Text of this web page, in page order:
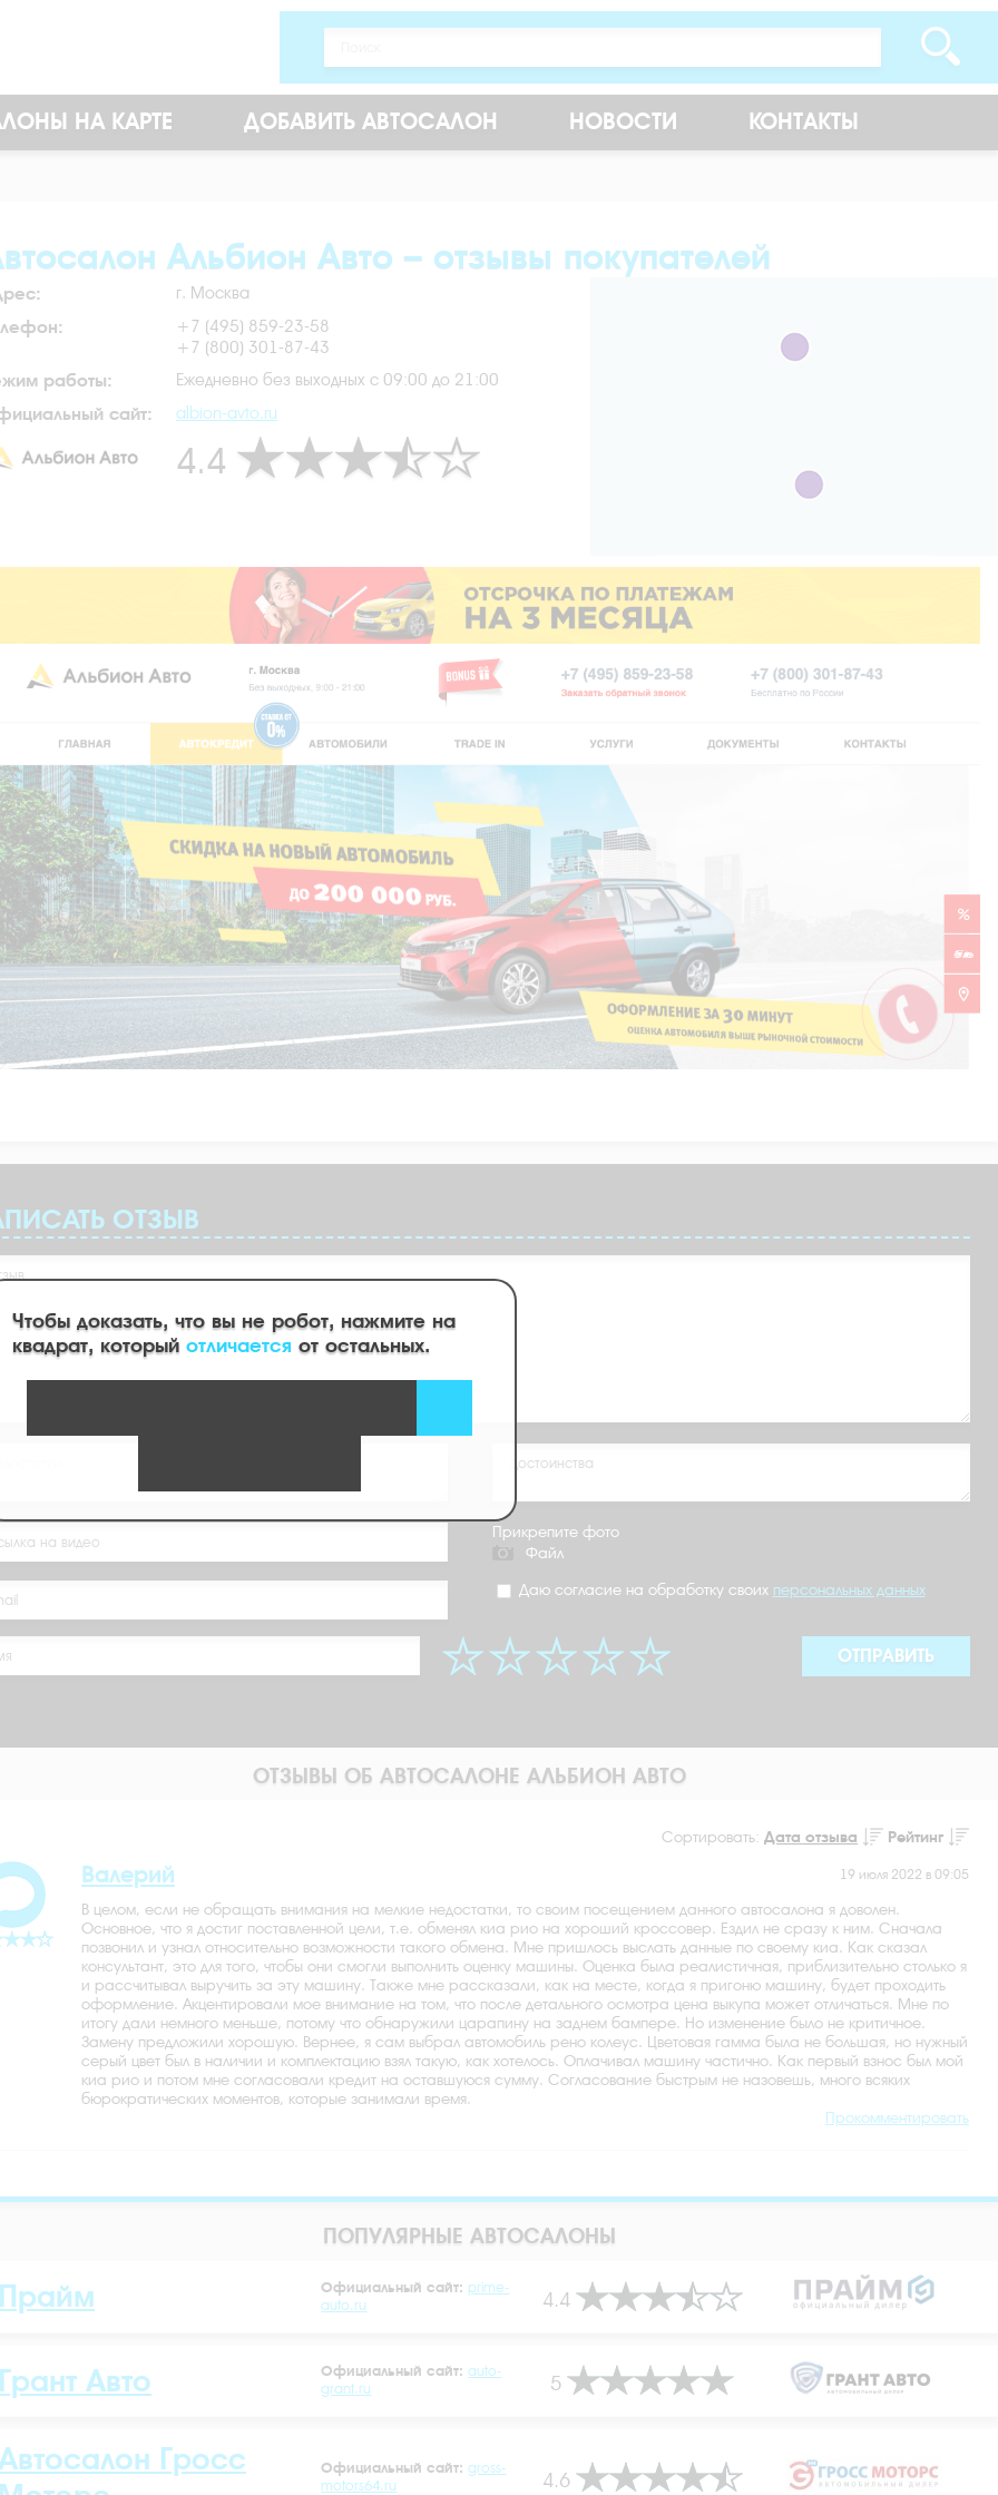
НА КАРТЕ ДОБАВИТЬ АВТОСАЛОН НОВОСТИ КОНТАКТЫ
Альбион Авто – отзывы покупателей
г. Москва
+7 (495) 859-23-58
+7 (800) 301-87-43
работы: Ежедневно без выходных с 09:00 до 21:00
сайт: albion-avto.ru
4.4
ОТЗЫВ
Прикрепите фото
Файл
Даю согласие на обработку своих персональных данных
ОТПРАВИТЬ
ОТЗЫВЫ ОБ АВТОСАЛОНЕ АЛЬБИОН АВТО
Сортировать: Дата отзыва Рейтинг
19 июля 2022 в 09:05
Валерий
В целом, если не обращать внимания на мелкие недостатки, то своим посещением данного автосалона я доволен.
Основное, что я достиг поставленной цели, т.е. обменял киа рио на хороший кроссовер. Ездил не сразу к ним. Сначала
позвонил и узнал относительно возможности такого обмена. Мне пришлось выслать данные по своему киа. Как сказал
консультант, это для того, чтобы они смогли выполнить оценку машины. Оценка была реалистичная, приблизительно столько я
и рассчитывал выручить за эту машину. Также мне рассказали, как на месте, когда я пригоню машину, будет проходить
оформление. Акцентировали мое внимание на том, что после детального осмотра цена выкупа может отличаться. Мне по
итогу дали немного меньше, потому что обнаружили царапину на заднем бампере. Но изменение было не критичное.
Замену предложили хорошую. Вернее, я сам выбрал автомобиль рено колеус. Цветовая гамма была не большая, но нужный
серый цвет был в наличии и комплектацию взял такую, как хотелось. Оплачивал машину частично. Как первый взнос был мой
киа рио и потом мне согласовали кредит на оставшуюся сумму. Согласование быстрым не назовешь, много всяких
бюрократических моментов, которые занимали время.
Прокомментировать
ПОПУЛЯРНЫЕ АВТОСАЛОНЫ
Официальный сайт: prime-
auto.ru
4.4
Авто Официальный сайт:auto-
grant.ru
5
Гросс
Официальный сайт:gross-
motors64.ru
4.6
Чтобы доказать, что вы не робот, нажмите на
квадрат, который отличается от остальных.